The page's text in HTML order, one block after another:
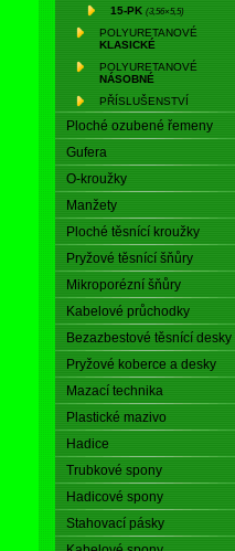
15-PK (3,56×5,5)
POLYURETANOVÉ
KLASICKÉ
POLYURETANOVÉ
NÁSOBNÉ
PŘÍSLUŠENSTVÍ
Ploché ozubené řemeny
Gufera
O-kroužky
Manžety
Ploché těsnící kroužky
Pryžové těsnící šňůry
Mikroporézní šňůry
Kabelové průchodky
Bezazbestové těsnící desky
Pryžové koberce a desky
Mazací technika
Plastické mazivo
Hadice
Trubkové spony
Hadicové spony
Stahovací pásky